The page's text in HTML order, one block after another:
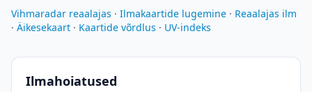
Vihmaradar reaalajas · Ilmakaartide lugemine · Reaalajas ilm
· Äikesekaart · Kaartide võrdlus · UV-indeks
Ilmahoiatused